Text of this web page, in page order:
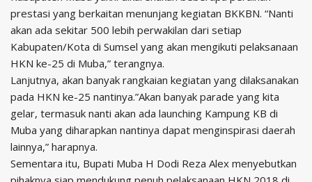
prestasi yang berkaitan menunjang kegiatan BKKBN. “Nanti
akan ada sekitar 500 lebih perwakilan dari setiap
Kabupaten/Kota di Sumsel yang akan mengikuti pelaksanaan
HKN ke-25 di Muba,” terangnya.
Lanjutnya, akan banyak rangkaian kegiatan yang dilaksanakan
pada HKN ke-25 nantinya.”Akan banyak parade yang kita
gelar, termasuk nanti akan ada launching Kampung KB di
Muba yang diharapkan nantinya dapat menginspirasi daerah
lainnya,” harapnya.
Sementara itu, Bupati Muba H Dodi Reza Alex menyebutkan